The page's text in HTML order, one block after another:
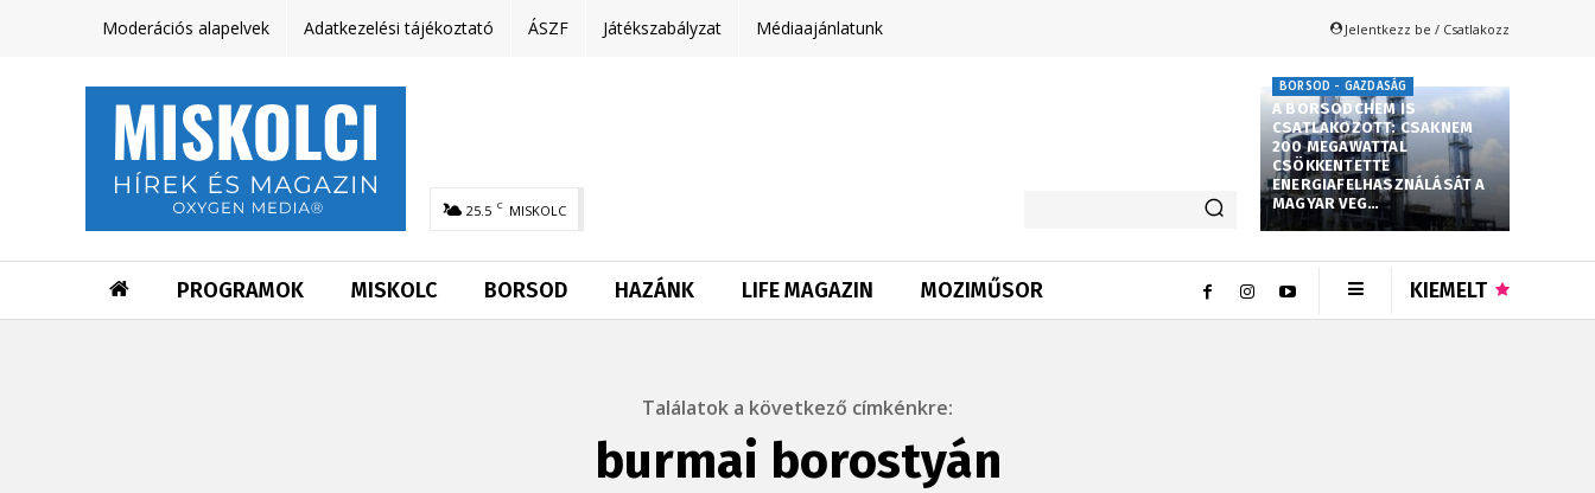
Moderációs alapelvek Adatkezelési tájékoztató ÁSZF Játékszabályzat Médiaajánlatunk Jelentkezz be / Csatlakozz
25.5 C MISKOLC
BORSOD - GAZDASÁG
A BORSODCHEM IS
CSATLAKOZOTT: CSAKNEM
200 MEGAWATTAL
CSÖKKENTETTE
ENERGIAFELHASZNÁLÁSÁT A
MAGYAR VEG…
PROGRAMOK MISKOLC BORSOD HAZÁNK LIFE MAGAZIN MOZIMŰSOR KIEMELT
Találatok a következő címkénkre:
burmai borostyán